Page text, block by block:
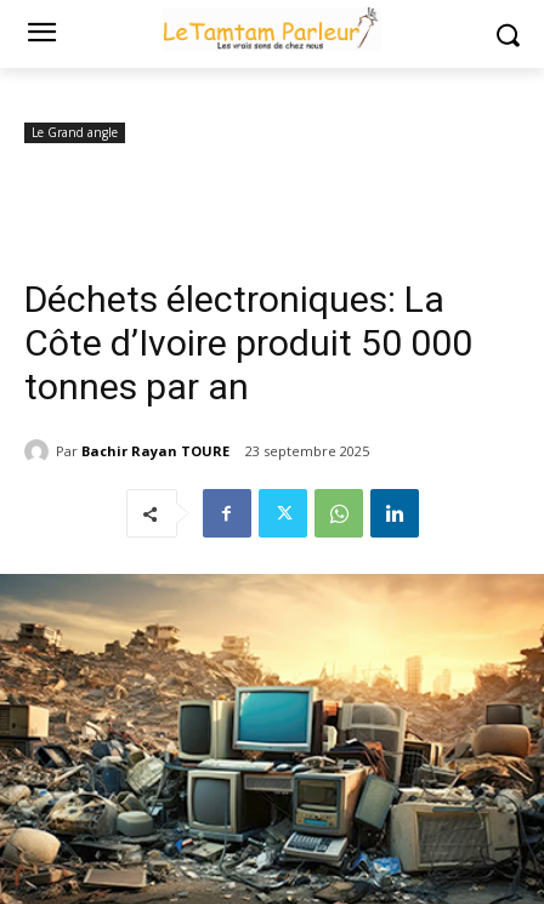
Accueil Le Grand angle
Déchets électroniques: La Côte d’Ivoire
Le Grand angle
Déchets électroniques: La
Côte d’Ivoire produit 50 000
tonnes par an
Par Bachir Rayan TOURE 23 septembre 2025